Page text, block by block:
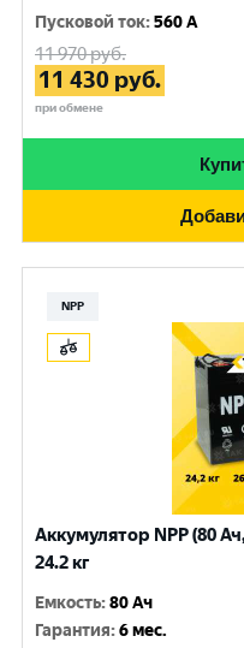
Пусковой ток:560 A
11 970руб.
11 430 руб.
при обмене
NPP
Аккумулятор NPP (80
24.2 кг
Емкость:80 Ач
Гарантия:6 мес.